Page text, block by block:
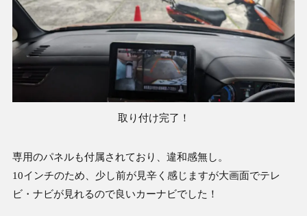
取り付け完了！
専用のパネルも付属されており、違和感無し。
10インチのため、少し前が見辛く感じますが大画面でテレ
ビ・ナビが見れるので良いカーナビでした！